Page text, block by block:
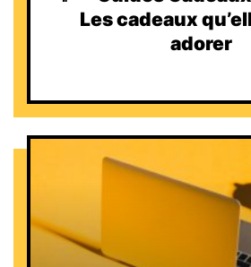
Les cadeaux
adorer